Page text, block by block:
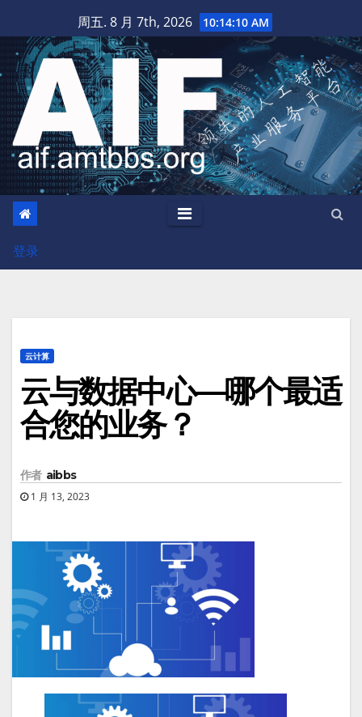
至
内
容
周五. 8 月 7th, 2026 10:14:11 AM
登录
云计算
云与数据中心—哪个最适
合您的业务？
作者 aibbs
1 月 13, 2023